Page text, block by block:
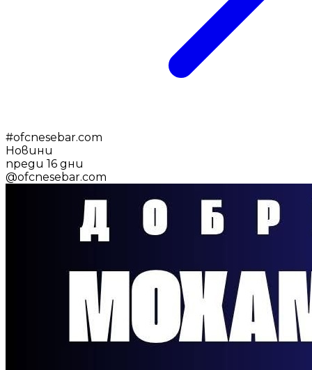
#ofcnesebar.com
Новини
преди 16 дни
@ofcnesebar.com